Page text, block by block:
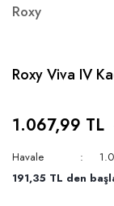
Roxy
Roxy Viva IV
1.067,99 TL
Havale
191,35 TL den